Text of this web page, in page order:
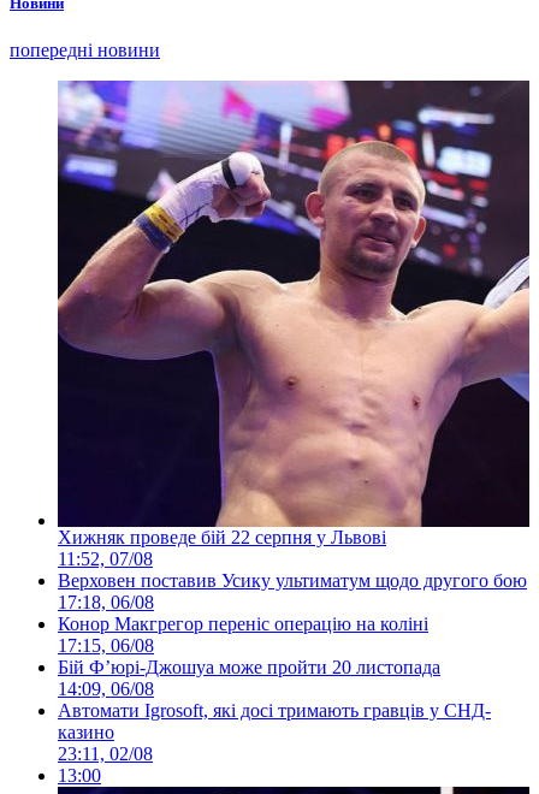
попередні новини
Хижняк проведе бій 22 серпня у Львові
11:52, 07/08
Верховен поставив Усику ультиматум щодо другого бою
17:18, 06/08
Конор Макгрегор переніс операцію на коліні
17:15, 06/08
Бій Ф’юрі-Джошуа може пройти 20 листопада
14:09, 06/08
Автомати Igrosoft, які досі тримають гравців у СНД-
казино
23:11, 02/08
13:00